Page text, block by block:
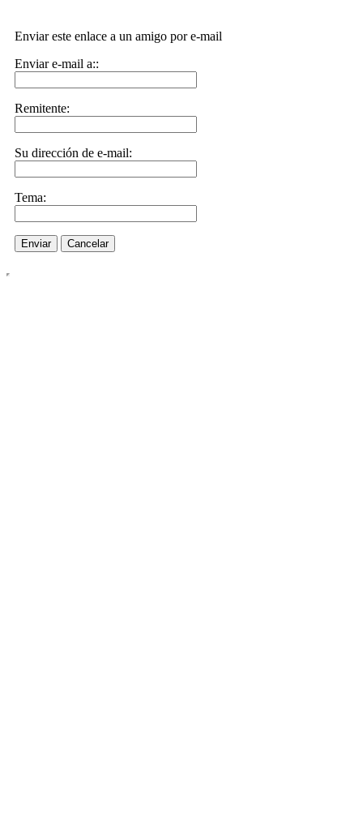
Enviar este enlace a un amigo por e-mail
Enviar e-mail a::
Remitente:
Su dirección de e-mail:
Tema:
Enviar Cancelar